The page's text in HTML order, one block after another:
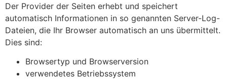
Der Provider der Seiten erhebt und speichert
automatisch Informationen in so genannten Server-Log-
Dateien, die Ihr Browser automatisch an uns übermittelt.
Dies sind:
Browsertyp und Browserversion
verwendetes Betriebssystem